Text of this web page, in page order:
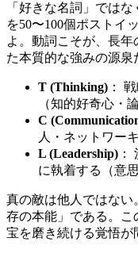
「好きな名詞」では
を50〜100個ポストイ
よ。動詞こそが、長
た本質的な強みの源泉
T (Thinking) ：
（知的好奇心・
C
人・ネットワー
L (Leadership)
に執着する（意
真の敵は他人ではな
存の本能」である。
宝を磨き続ける覚悟が